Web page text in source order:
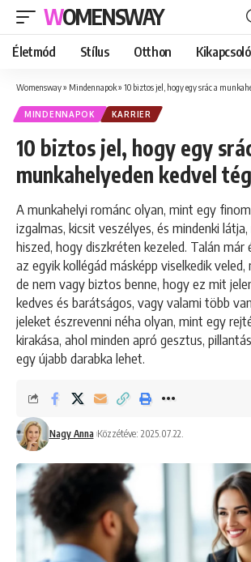
WOMENSWAY
Életmód Stílus Otthon
Womensway» Mindennapok» 10 biztos jel, hogy egy srác a
MINDENNAPOK KARRIER
10 biztos jel, hogy egy
munkahelyeden kedvel
A munkahelyi románc olyan, mint egy
izgalmas, kicsit veszélyes, és mindenki
hiszed, hogy diszkréten kezeled. Talán
az egyik kollégád másképp viselkedik
de nem vagy biztos benne, hogy ez mit
kedves és barátságos, vagy valami több
jeleket észrevenni néha olyan, mint egy
kirakása, ahol minden apró gesztus,
egy újabb darabka lehet.
Nagy Anna Közzétéve: 2025.07.22.